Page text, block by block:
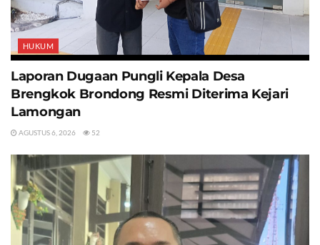
HUKUM
Laporan Dugaan Pungli Kepala Desa
Brengkok Brondong Resmi Diterima Kejari
Lamongan
AGUSTUS 6, 2026 52